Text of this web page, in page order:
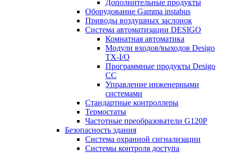
Дополнительные продукты
Оборудование Gamma instabus
Приводы воздушных заслонок
Система автоматизации DESIGO
Комнатная автоматика
Модули входов/выходов Desigo
TX-I/O
Программные продукты Desigo
CC
Управление инженерными
системами
Стандартные контроллеры
Термостаты
Частотные преобразователи G120P
Безопасность здания
Система охранной сигнализации
Системы контроля доступа